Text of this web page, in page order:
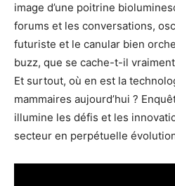
image d’une poitrine
forums et les conversations,
futuriste et le canular bien
buzz, que se cache-t-il
Et surtout, où en est la
mammaires aujourd’hui ?
illumine les défis et les
secteur en perpétuelle